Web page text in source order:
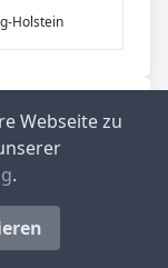
Holstein
Webseite zu
.